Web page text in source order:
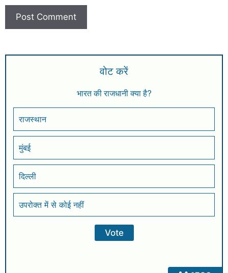
वोट करें
भारत की राजधानी क्या है?
राजस्थान
मुंबई
दिल्ली
उपरोक्त में से कोई नहीं